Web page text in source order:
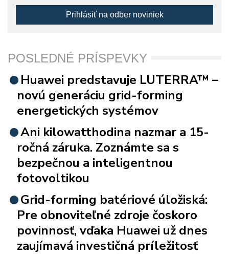
Prihlásiť na odber noviniek
POSLEDNÉ PRÍSPEVKY
Huawei predstavuje LUTERRA™ –
novú generáciu grid-forming
energetických systémov
Ani kilowatthodina nazmar a 15-
ročná záruka. Zoznámte sa s
bezpečnou a inteligentnou
fotovoltikou
Grid-forming batériové úložiská:
Pre obnoviteľné zdroje čoskoro
povinnosť, vďaka Huawei už dnes
zaujímavá investičná príležitosť